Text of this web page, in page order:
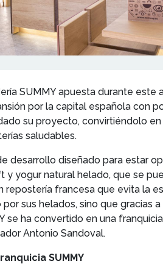
SUMMY apuesta durante
por la capital española con
su proyecto, convirtiéndolo
saludables.
desarrollo diseñado para estar
y yogur natural helado, que se
repostería francesa que evita la
sus helados, sino que
se ha convertido en una
Antonio Sandoval.
SUMMY